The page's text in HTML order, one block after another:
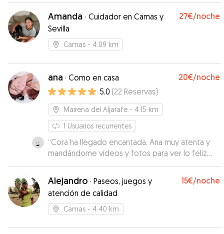
creo que la he dejado en buenas manos,
repetiría.”
Amanda · Cuidador en Camas y
Sevilla
27€/noche
Camas - 4.09 km
ana · Como en casa 20€/noche
5.0 (22 Reservas)
Mairena del Aljarafe - 4.15 km
1 Usuarios recurrentes
“Cora ha llegado encantada. Ana muy atenta y
mandándome vídeos y fotos para ver lo feliz
que estaba Cora. Repetiremos!!”
Alejandro · Paseos, juegos y
atención de calidad
15€/noche
Camas - 4.40 km